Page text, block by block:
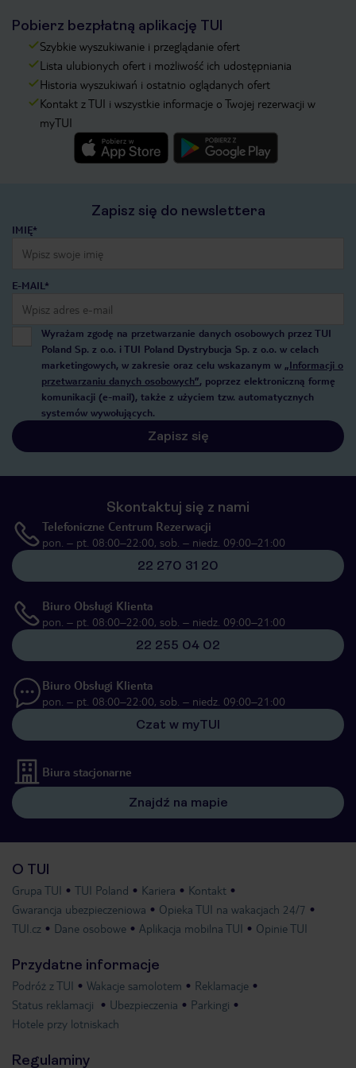
Pobierz bezpłatną aplikację TUI
Szybkie wyszukiwanie i przeglądanie ofert
Lista ulubionych ofert i możliwość ich udostępniania
Historia wyszukiwań i ostatnio oglądanych ofert
Kontakt z TUI i wszystkie informacje o Twojej rezerwacji w
myTUI
Zapisz się do newslettera
IMIĘ*
E-MAIL*
Wyrażam zgodę na przetwarzanie danych osobowych przez TUI
Poland Sp. z o.o. i TUI Poland Dystrybucja Sp. z o.o. w celach
marketingowych, w zakresie oraz celu wskazanym w „Informacji o
przetwarzaniu danych osobowych”, poprzez elektroniczną formę
komunikacji (e-mail), także z użyciem tzw. automatycznych
systemów wywołujących.
Zapisz się
Skontaktuj się z nami
Telefoniczne Centrum Rezerwacji
pon. – pt. 08:00–22:00, sob. – niedz. 09:00–21:00
22 270 31 20
Biuro Obsługi Klienta
pon. – pt. 08:00–22:00, sob. – niedz. 09:00–21:00
22 255 04 02
Biuro Obsługi Klienta
pon. – pt. 08:00–22:00, sob. – niedz. 09:00–21:00
Czat w myTUI
Biura stacjonarne
Znajdź na mapie
O TUI
Grupa TUI TUI Poland Kariera
Kontakt
Gwarancja ubezpieczeniowa
Opieka TUI na wakacjach 24/7
TUI.cz
Dane osobowe Aplikacja mobilna TUI Opinie TUI
Przydatne informacje
Podróż z TUI Wakacje samolotem
Reklamacje
Status reklamacji
Ubezpieczenia
Parkingi
Hotele przy lotniskach
Regulaminy